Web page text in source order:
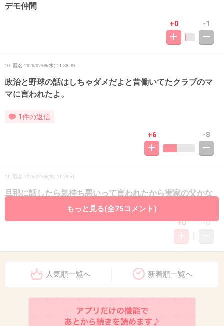
デモ仲間
+0 -1
10. 匿名 2026/07/08(水) 11:38:39
政治と野球の話はしちゃダメだよと昔働いてたクラブのマ
マに言われたよ。
1件の返信
+6 -8
11. 匿名 2026/07/08(水) 11:38:51
旦那に話したら気持ち悪いって言われたから実家の父かな
+0 -0
今日は安倍晋三命日
+5
もっと見る(全75コメント)
人気順一覧へ 新着順一覧へ